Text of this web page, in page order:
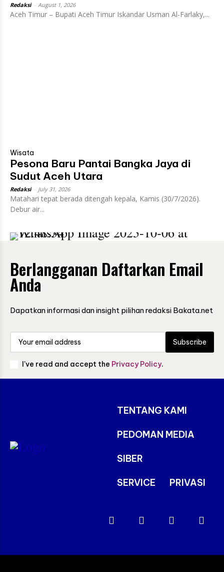
Redaksi August 1, 2026
Aceh Timur – Bupati Aceh Timur Iskandar Usman Al-Farlaky,...
Wisata
Pesona Baru Pantai Bangka Jaya di
Sudut Aceh Utara
Redaksi July 31, 2026
Matahari tepat berada ditengah kepala, Kamis (30/7/2026).
Debur air...
Berlangganan Daftarkan Email
Anda
Dapatkan informasi dan insight pilihan redaksi Bakata.net
Subscribe
I've read and accept the Privacy Policy.
TENTANG KAMI
PEDOMAN MEDIA
SIBER
SERVICE PRIVASI